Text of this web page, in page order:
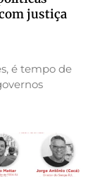
justiça
é tempo de